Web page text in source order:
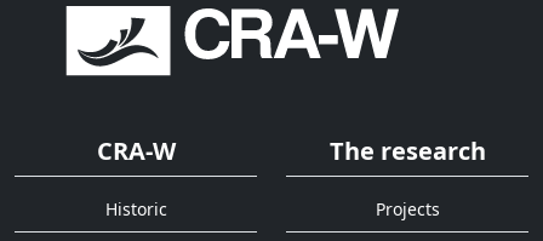
CRA-W
Historic
The research
Projects